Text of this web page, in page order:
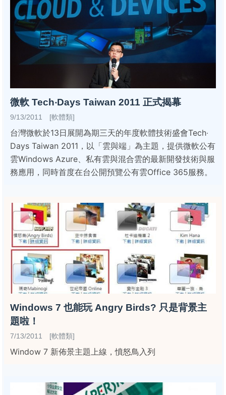
微軟 Tech‧Days Taiwan 2011 正式揭幕
9/13/2011 [軟體類]
台灣微軟於13日展開為期三天的年度軟體技術盛會Tech‧
Days Taiwan 2011，以「雲與端」為主題，提供微軟公有
雲Windows Azure、私有雲與混合雲的最新開發技術與服
務應用，同時首度在台公開預覽公有雲Office 365服務。
Windows 7 也能玩 Angry Birds? 只是背景主
題啦！
7/13/2011 [軟體類]
Window 7 新佈景主題上線，憤怒鳥入列